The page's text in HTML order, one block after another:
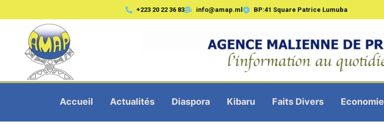
+223 20 22 36 83 info@amap.ml BP:41 Square Patrice Lumuba
Accueil Actualités Diaspora Kibaru Faits Divers Economie